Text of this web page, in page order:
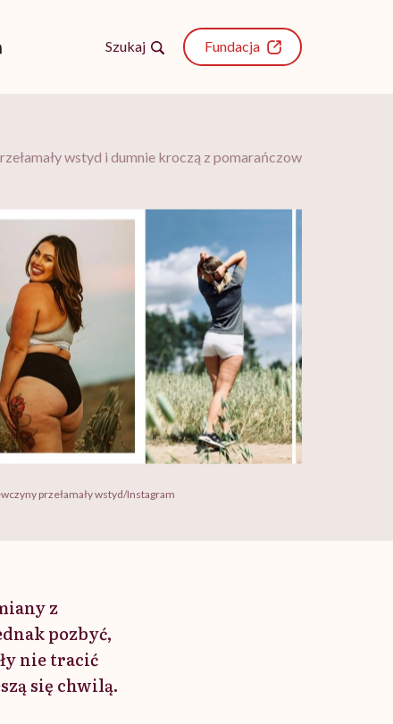
Szukaj Fundacja
wstyd i dumnie kroczą z pomarańczową skórką!
przełamały wstyd/Instagram
z
pozbyć,
nie tracić
się chwilą.